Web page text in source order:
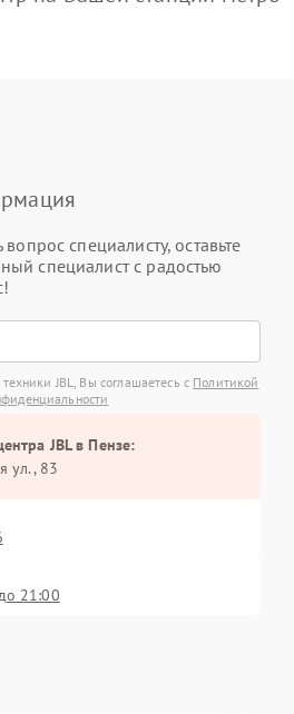
вопрос специалисту, оставьте
специалист с радостью
JBL, Вы соглашаетесь с Политикой
JBL в Пензе:
ул., 83
21:00